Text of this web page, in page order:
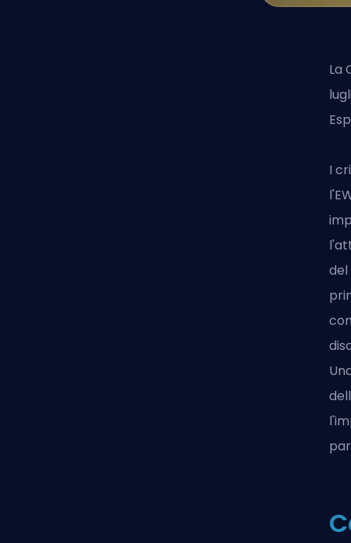
La
I
del